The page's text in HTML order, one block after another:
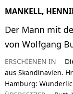
MANKELL,
Der Mann mit
von Wolfgang
ERSCHIENEN IN
aus Skandinavien.
Hamburg: